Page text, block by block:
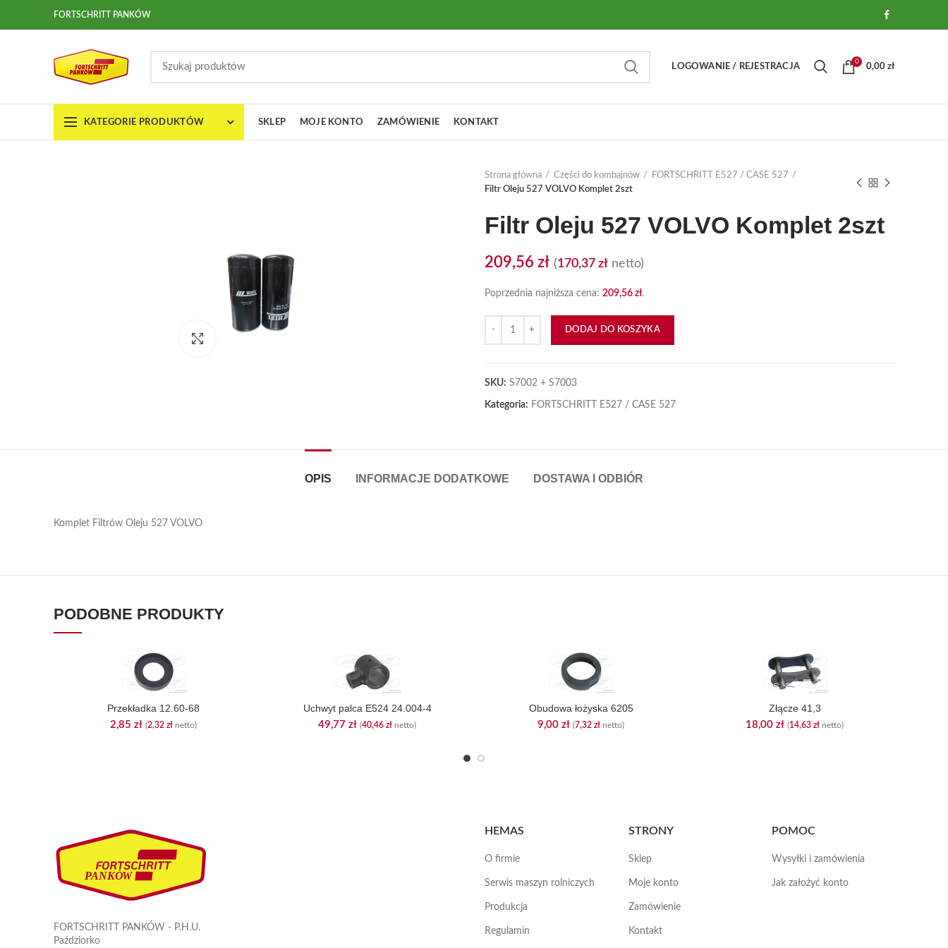
FORTSCHRITT PANKÓW
LOGOWANIE / REJESTRACJA
0
0,00 zł
KATEGORIE PRODUKTÓW SKLEP MOJE KONTO ZAMÓWIENIE KONTAKT
Strona główna Części do kombajnów
FORTSCHRITT E527 / CASE 527
Filtr Oleju 527 VOLVO Komplet 2szt
Filtr Oleju 527 VOLVO Komplet 2szt
209,56 zł (170,37 zł netto)
Poprzednia najniższa cena: 209,56 zł.
DODAJ DO KOSZYKA
SKU: S7002 + S7003
Kategoria: FORTSCHRITT E527 / CASE 527
OPIS INFORMACJE DODATKOWE DOSTAWA I ODBIÓR
Komplet Filtrów Oleju 527 VOLVO
PODOBNE PRODUKTY
Przekładka 12.60-68
2,85 zł (2,32 zł netto)
Uchwyt palca E524 24.004-4
49,77 zł (40,46 zł netto)
Obudowa łożyska 6205
9,00 zł (7,32 zł netto)
Złącze 41,3
18,00 zł (14,63 zł netto)
FORTSCHRITT PANKÓW - P.H.U.
Paździorko
HEMAS
O firmie
Serwis maszyn rolniczych
Produkcja
Regulamin
STRONY
Sklep
Moje konto
Zamówienie
Kontakt
POMOC
Wysyłki i zamówienia
Jak założyć konto